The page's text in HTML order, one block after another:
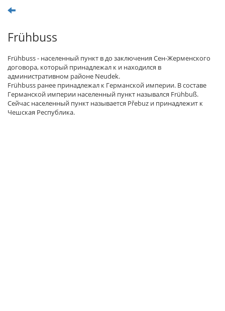
Frühbuss
Frühbuss - населенный пункт в до заключения Сен-Жерменского
договора, который принадлежал к и находился в
административном районе Neudek.
Frühbuss ранее принадлежал к Германской империи. В составе
Германской империи населенный пункт назывался Frühbuß.
Сейчас населенный пункт называется Přebuz и принадлежит к
Чешская Республика.